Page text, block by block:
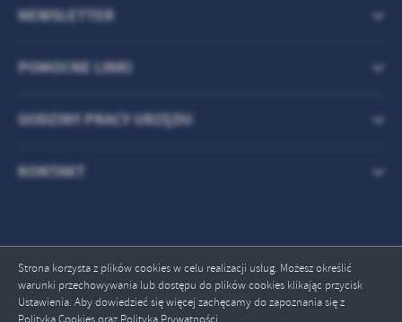
Strona korzysta z plików cookies w celu realizacji usług. Możesz określić
warunki przechowywania lub dostępu do plików cookies klikając przycisk
Ustawienia. Aby dowiedzieć się więcej zachęcamy do zapoznania się z
Polityką Cookies oraz Polityką Prywatności.
POMOCNE LINKI
NEWSLETTER
GODZINY PRACY URZĘDU
KONTAKT
Odwiedzin: 709251